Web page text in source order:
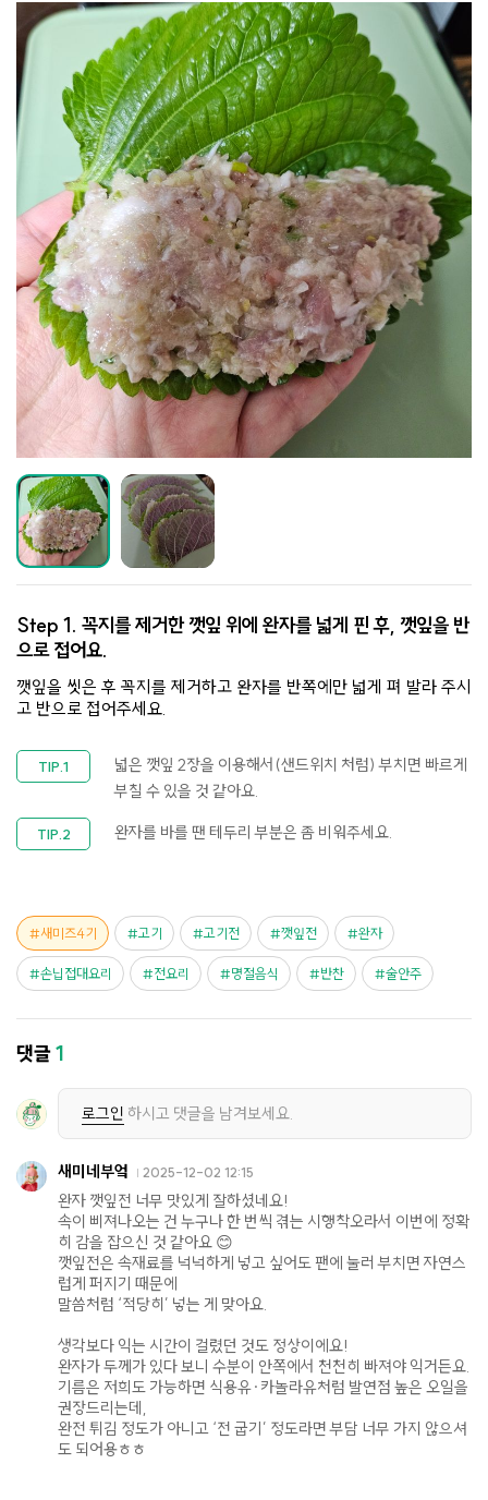
Step 1. 꼭지를 제거한 깻잎 위에 완자를 넓게 핀 후, 깻잎을 반
으로 접어요.
깻잎을 씻은 후 꼭지를 제거하고 완자를 반쪽에만 넓게 펴 발라 주시
고 반으로 접어주세요.
넓은 깻잎 2장을 이용해서(샌드위치 처럼) 부치면 빠르게
부칠 수 있을 것 같아요.
완자를 바를 땐 테두리 부분은 좀 비워주세요.
새미즈4기 고기 고기전 깻잎전 완자
손닙접대요리 전요리 명절음식 반찬 술안주
댓글1
로그인 하시고 댓글을 남겨보세요.
새미네부엌 2025-12-02 12:15
완자 깻잎전 너무 맛있게 잘하셨네요!
속이 삐져나오는 건 누구나 한 번씩 겪는 시행착오라서 이번에 정확
히 감을 잡으신 것 같아요 😊
깻잎전은 속재료를 넉넉하게 넣고 싶어도 팬에 눌러 부치면 자연스
럽게 퍼지기 때문에
말씀처럼 ‘적당히’ 넣는 게 맞아요.
생각보다 익는 시간이 걸렸던 것도 정상이에요!
완자가 두께가 있다 보니 수분이 안쪽에서 천천히 빠져야 익거든요.
기름은 저희도 가능하면 식용유·카놀라유처럼 발연점 높은 오일을
권장드리는데,
완전 튀김 정도가 아니고 ‘전 굽기’ 정도라면 부담 너무 가지 않으셔
도 되어용ㅎㅎ